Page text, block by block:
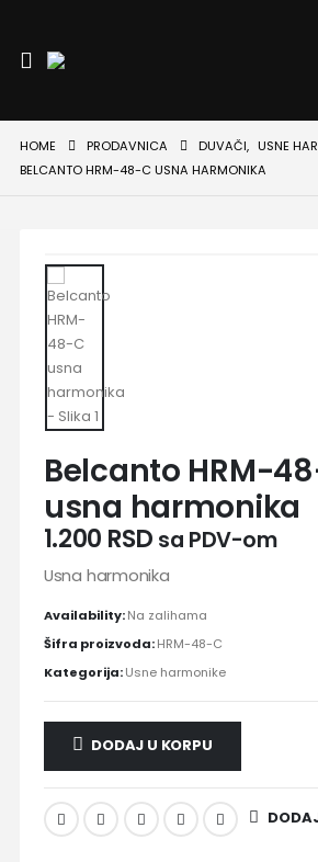
HOME PRODAVNICA DUVAČI, USNE
BELCANTO HRM-48-C USNA HARMONIKA
Belcanto HRM-
usna harmonika
1.200 RSD sa PDV-om
Usna harmonika
Availability:Na zalihama
Šifra proizvoda:HRM-48-C
Kategorija:Usne harmonike
DODAJ U KORPU